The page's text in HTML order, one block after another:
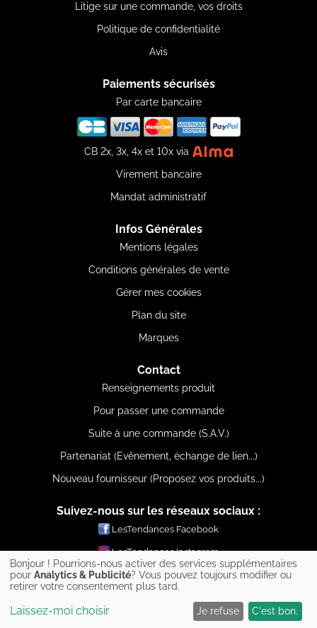
Litige sur une commande, vos droits
Politique de confidentialité
Avis
Paiements sécurisés
Par carte bancaire
CB 2x, 3x, 4x et 10x via
Virement bancaire
Mandat administratif
Infos Générales
Mentions légales
Conditions générales de vente
Gérer mes cookies
Plan du site
Marques
Contact
Renseignements produit
Pour passer une commande
Suite à une commande (S.A.V.)
Partenariat (Evênement, échange de lien...)
Nouveau fournisseur (Proposez vos produits...)
Suivez-nous sur les réseaux sociaux :
LesTendances Facebook
LesTendances Instagram
LesTendances Pinterest
LesTendances Youtube
Bonjour ! Pourrions-nous activer des services supplémentaires
pour Analytics & Publicité? Vous pouvez toujours modifier ou
retirer votre consentement plus tard.
Laissez-moi choisir Je refuse C'est bon.